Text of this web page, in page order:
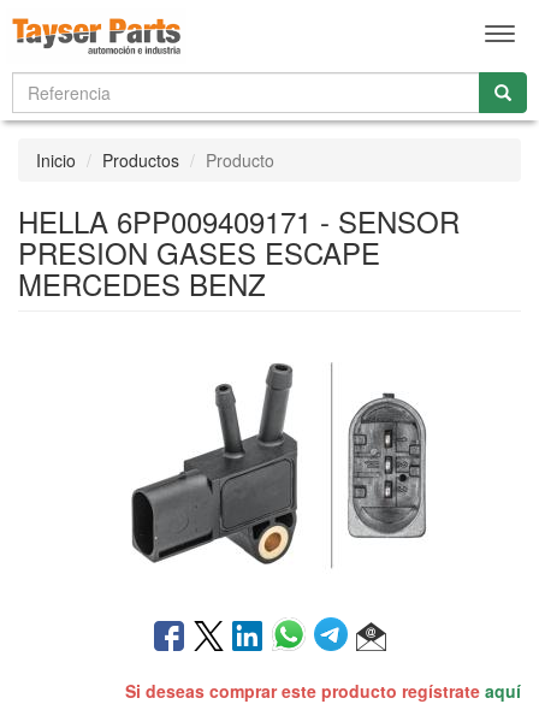
Inicio Productos Producto
HELLA 6PP009409171 - SENSOR
PRESION GASES ESCAPE
MERCEDES BENZ
Si deseas comprar este producto regístrate aquí